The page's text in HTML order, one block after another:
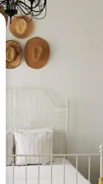
les flèches vers le haut et